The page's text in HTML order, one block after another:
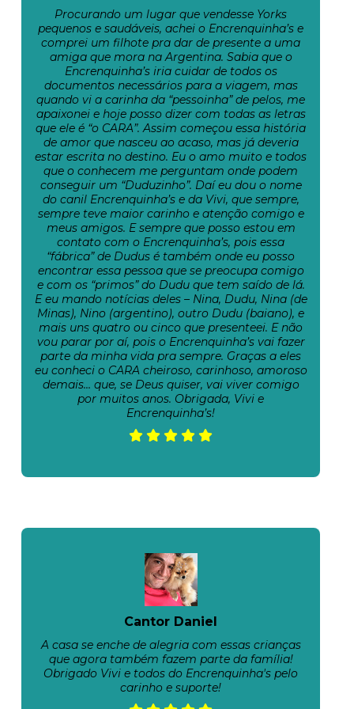
Procurando um lugar que vendesse Yorks
pequenos e saudáveis, achei o Encrenquinha’s e
comprei um filhote pra dar de presente a uma
amiga que mora na Argentina. Sabia que o
Encrenquinha’s iria cuidar de todos os
documentos necessários para a viagem, mas
quando vi a carinha da “pessoinha” de pelos, me
apaixonei e hoje posso dizer com todas as letras
que ele é “o CARA”. Assim começou essa história
de amor que nasceu ao acaso, mas já deveria
estar escrita no destino. Eu o amo muito e todos
que o conhecem me perguntam onde podem
conseguir um “Duduzinho”. Daí eu dou o nome
do canil Encrenquinha’s e da Vivi, que sempre,
sempre teve maior carinho e atenção comigo e
meus amigos. E sempre que posso estou em
contato com o Encrenquinha’s, pois essa
“fábrica” de Dudus é também onde eu posso
encontrar essa pessoa que se preocupa comigo
e com os “primos” do Dudu que tem saído de lá.
E eu mando notícias deles – Nina, Dudu, Nina (de
Minas), Nino (argentino), outro Dudu (baiano), e
mais uns quatro ou cinco que presenteei. E não
vou parar por aí, pois o Encrenquinha’s vai fazer
parte da minha vida pra sempre. Graças a eles
eu conheci o CARA cheiroso, carinhoso, amoroso
demais… que, se Deus quiser, vai viver comigo
por muitos anos. Obrigada, Vivi e
Encrenquinha’s!
Cantor Daniel
A casa se enche de alegria com essas crianças
que agora também fazem parte da família!
Obrigado Vivi e todos do Encrenquinha's pelo
carinho e suporte!